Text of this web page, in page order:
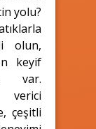
yolu?
olun,
keyif
var.
verici
çeşitli